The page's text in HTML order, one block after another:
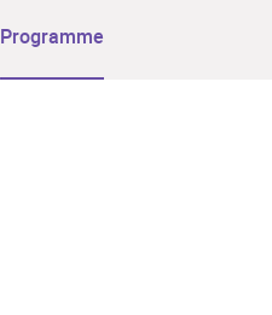
Programme